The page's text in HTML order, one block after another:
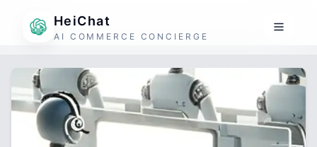
HeiChat
AI COMMERCE CONCIERGE